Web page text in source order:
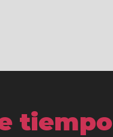
tiempo